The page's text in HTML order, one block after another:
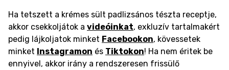
Ha tetszett a krémes sült padlizsános tészta receptje,
akkor csekkoljátok a videóinkat, exkluzív tartalmakért
pedig lájkoljatok minket Facebookon, kövessetek
minket Instagramon és Tiktokon! Ha nem éritek be
ennyivel, akkor irány a rendszeresen frissülő